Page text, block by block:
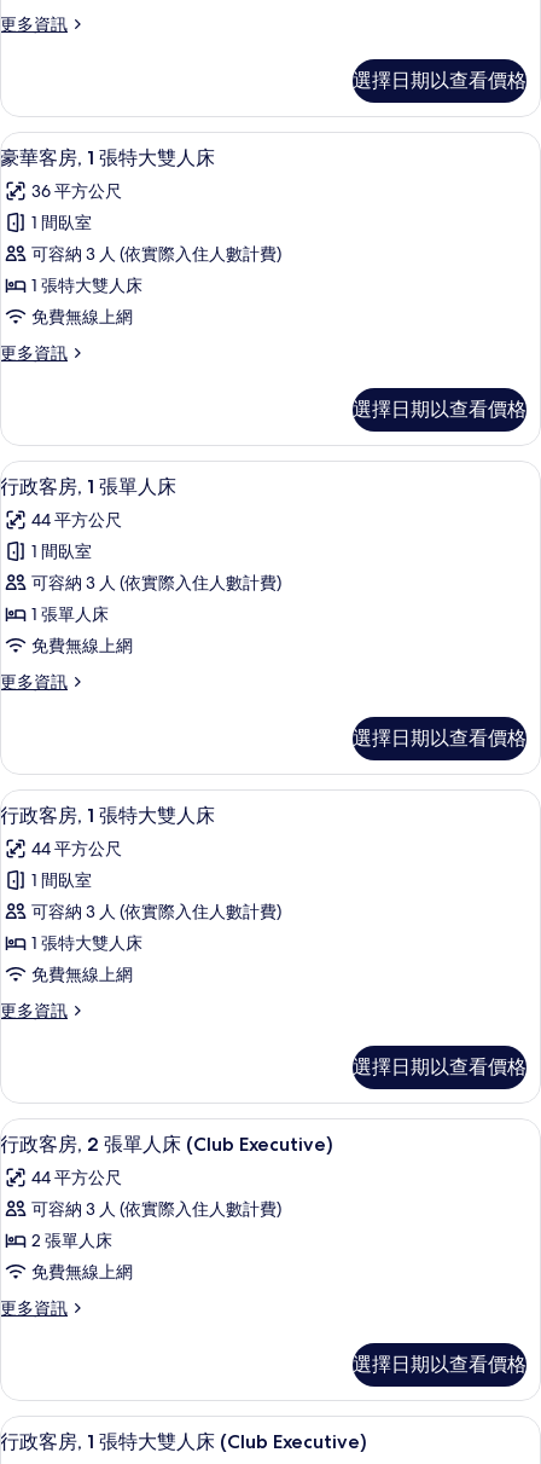
張
人
床
的
所
有
相
片
更多資訊
更
客
房,
2
單
人
的
詳
情
選擇日期以查看價格
顯
示
豪
華
客
房,
張
大
雙
人
床
的
所
有
相
片
迷你吧、客房內保險箱、書桌、筆電
8
豪華客房, 1 張特大雙人床
36 平方公尺
1 間臥室
可容納 3 人 (依實際入住人數計費)
1 張特大雙人床
免費無線上網
更多資訊
更
客
房,
1
張
特
大
人
床
的
詳
情
選擇日期以查看價格
顯
示
行
政
客
房,
張
人
床
的
所
有
相
片
迷你吧、客房內保險箱、書桌、筆電
11
行政客房, 1 張單人床
44 平方公尺
1 間臥室
可容納 3 人 (依實際入住人數計費)
1 張單人床
免費無線上網
更多資訊
更
客
房,
1
張
單
人
的
詳
情
選擇日期以查看價格
顯
示
行
政
客
房,
張
大
雙
人
床
的
所
有
相
迷你吧、客房內保險箱、書桌、筆電
9
行政客房, 1 張特大雙人床
44 平方公尺
1 間臥室
可容納 3 人 (依實際入住人數計費)
1 張特大雙人床
免費無線上網
更多資訊
更
客
房,
1
張
特
大
人
床
詳
選擇日期以查看價格
顯
示
行
政
客
房,
2
單
人
床
迷你吧、客房內保險箱、書桌、筆電
10
行政客房, 2 張單人床 (Club Executive)
44 平方公尺
可容納 3 人 (依實際入住人數計費)
2 張單人床
免費無線上網
更多資訊
更
客
房,
2
張
選擇日期以查看價格
顯
迷你吧、客房內保險箱、書桌、筆電
10
行政客房, 1 張特大雙人床 (Club Executive)